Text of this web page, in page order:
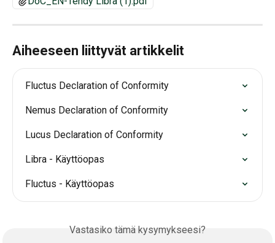
Aiheeseen liittyvät artikkelit
Fluctus Declaration of Conformity
Nemus Declaration of Conformity
Lucus Declaration of Conformity
Libra - Käyttöopas
Fluctus - Käyttöopas
Vastasiko tämä kysymykseesi?